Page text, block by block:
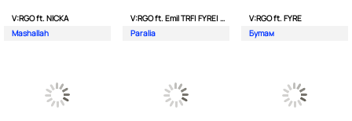
V:RGO ft. NICKA
Mashallah
V:RGO ft. Emil TRF| FYRE| 2Bona
Paralia
V:RGO ft. FYRE
Бутам